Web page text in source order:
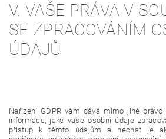
V. VAŠE PRÁVA V
SE ZPRACOVÁNÍM
ÚDAJŮ
Nařízení GDPR vám dává mimo jiné
informace, jaké vaše osobní údaje
přístup k těmto údajům a nechat je